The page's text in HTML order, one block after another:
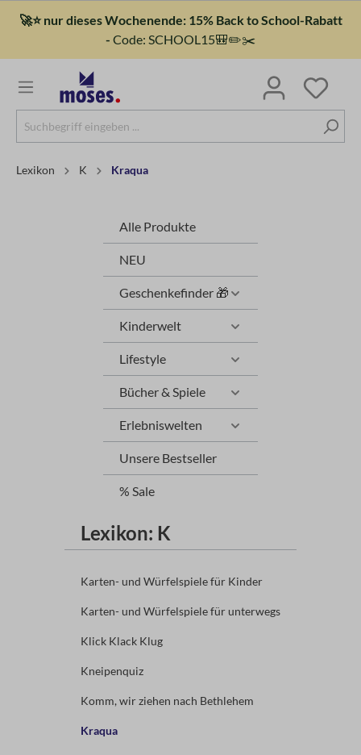
🚀⭐ nur dieses Wochenende: 15% Back to School-Rabatt
- Code: SCHOOL15🎒✏️✂️
Lexikon K Kraqua
Alle Produkte
NEU
Geschenkefinder 🎁
Kinderwelt
Lifestyle
Bücher & Spiele
Erlebniswelten
Unsere Bestseller
% Sale
Lexikon: K
Karten- und Würfelspiele für Kinder
Karten- und Würfelspiele für unterwegs
Klick Klack Klug
Kneipenquiz
Komm, wir ziehen nach Bethlehem
Kraqua